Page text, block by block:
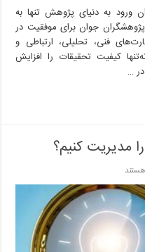
ورود به دنیای پژوهش تنها به
جوان برای موفقیت در
فنی، تحلیلی، ارتباطی و
کیفیت تحقیقات را افزایش
…
مدیریت کنیم؟